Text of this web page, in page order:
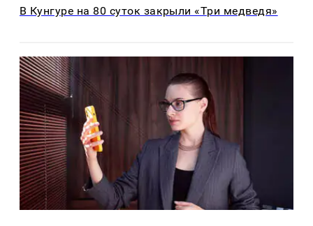
В Кунгуре на 80 суток закрыли «Три медведя»